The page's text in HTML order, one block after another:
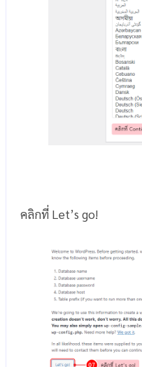
คลิกที่ Let’s go!